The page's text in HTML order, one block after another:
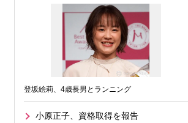
登坂絵莉、4歳長男とランニング
小原正子、資格取得を報告